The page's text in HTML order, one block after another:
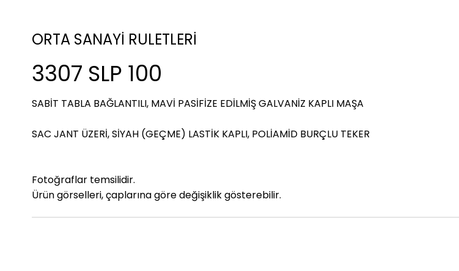
ORTA SANAYİ RULETLERİ
3307 SLP 100
SABİT TABLA BAĞLANTILI, MAVİ PASİFİZE EDİLMİŞ GALVANİZ KAPLI MAŞA
SAC JANT ÜZERİ, SİYAH (GEÇME) LASTİK KAPLI, POLİAMİD BURÇLU TEKER
Fotoğraflar temsilidir.
Ürün görselleri, çaplarına göre değişiklik gösterebilir.